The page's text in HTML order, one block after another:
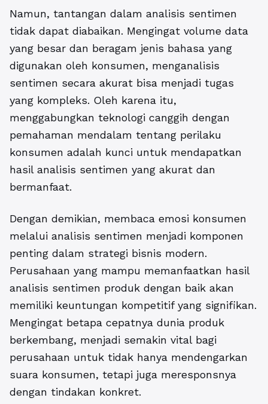
Namun, tantangan dalam analisis sentimen
tidak dapat diabaikan. Mengingat volume data
yang besar dan beragam jenis bahasa yang
digunakan oleh konsumen, menganalisis
sentimen secara akurat bisa menjadi tugas
yang kompleks. Oleh karena itu,
menggabungkan teknologi canggih dengan
pemahaman mendalam tentang perilaku
konsumen adalah kunci untuk mendapatkan
hasil analisis sentimen yang akurat dan
bermanfaat.
Dengan demikian, membaca emosi konsumen
melalui analisis sentimen menjadi komponen
penting dalam strategi bisnis modern.
Perusahaan yang mampu memanfaatkan hasil
analisis sentimen produk dengan baik akan
memiliki keuntungan kompetitif yang signifikan.
Mengingat betapa cepatnya dunia produk
berkembang, menjadi semakin vital bagi
perusahaan untuk tidak hanya mendengarkan
suara konsumen, tetapi juga meresponsnya
dengan tindakan konkret.